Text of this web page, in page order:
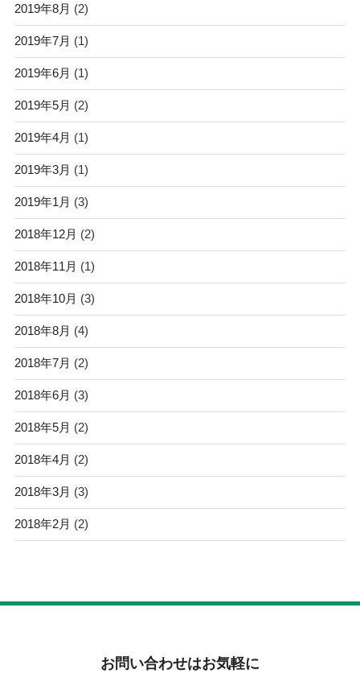
2019年8月 (2)
2019年7月 (1)
2019年6月 (1)
2019年5月 (2)
2019年4月 (1)
2019年3月 (1)
2019年1月 (3)
2018年12月 (2)
2018年11月 (1)
2018年10月 (3)
2018年8月 (4)
2018年7月 (2)
2018年6月 (3)
2018年5月 (2)
2018年4月 (2)
2018年3月 (3)
2018年2月 (2)
お問い合わせはお気軽に